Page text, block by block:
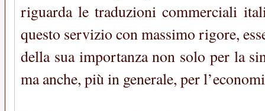
riguarda le traduzioni commerciali
questo servizio con massimo rigore,
della sua importanza non solo per la
ma anche, più in generale, per